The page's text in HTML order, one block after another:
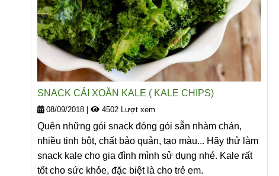
SNACK CẢI XOĂN KALE ( KALE CHIPS)
08/09/2018 4502 Lượt xem
Quên những gói snack đóng gói sẵn nhàm chán,
nhiều tinh bột, chất bảo quản, tạo màu... Hãy thử làm
snack kale cho gia đình mình sử dụng nhé. Kale rất
tốt cho sức khỏe, đặc biệt là cho trẻ em.